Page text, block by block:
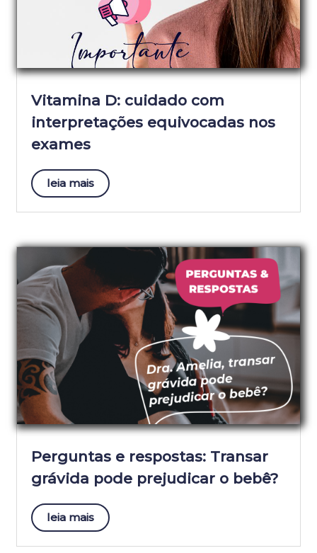
Vitamina D: cuidado com
interpretações equivocadas nos
exames
leia mais
Perguntas e respostas: Transar
grávida pode prejudicar o bebê?
leia mais